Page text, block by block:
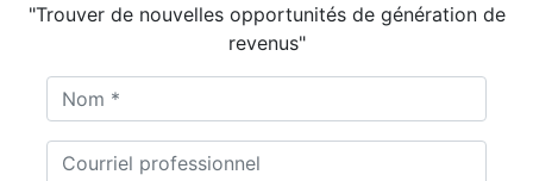
"Trouver de nouvelles opportunités de génération de
revenus"